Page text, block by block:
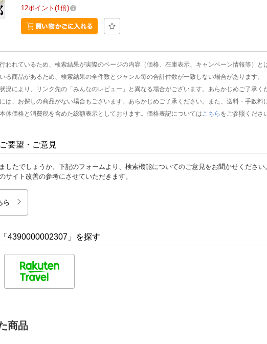
12ポイント 1倍
われているため、検索結果が実際のページの内容（価格、在庫表示、キャンペーン情報等）と
る商品があるため、検索結果の全件数とジャンル毎の合計件数が一致しない場合があります。
況により、リンク先の「みんなのレビュー」と異なる場合がございます。あらかじめご了承く
は、お探しの商品がない場合もございます。あらかじめご了承ください。また、送料・手数
体価格と消費税を含めた総額表示としております。価格表記については こちら をご参照くださ
要望・ご意見
したでしょうか。下記のフォームより、検索機能についてのご意見をお聞かせください
サイト改善の参考にさせていただきます。
ら
4390000002307」を探す
商品